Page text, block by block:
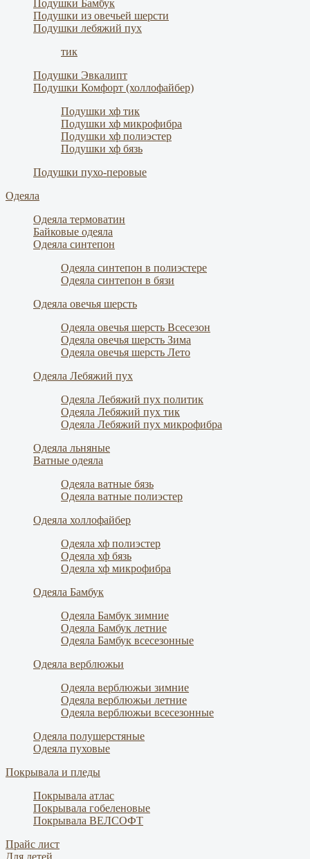
Подушки Бамбук
Подушки из овечьей шерсти
Подушки лебяжий пух
тик
Подушки Эвкалипт
Подушки Комфорт (холлофайбер)
Подушки хф тик
Подушки хф микрофибра
Подушки хф полиэстер
Подушки хф бязь
Подушки пухо-перовые
Одеяла
Одеяла термоватин
Байковые одеяла
Одеяла синтепон
Одеяла синтепон в полиэстере
Одеяла синтепон в бязи
Одеяла овечья шерсть
Одеяла овечья шерсть Всесезон
Одеяла овечья шерсть Зима
Одеяла овечья шерсть Лето
Одеяла Лебяжий пух
Одеяла Лебяжий пух политик
Одеяла Лебяжий пух тик
Одеяла Лебяжий пух микрофибра
Одеяла льняные
Ватные одеяла
Одеяла ватные бязь
Одеяла ватные полиэстер
Одеяла холлофайбер
Одеяла хф полиэстер
Одеяла хф бязь
Одеяла хф микрофибра
Одеяла Бамбук
Одеяла Бамбук зимние
Одеяла Бамбук летние
Одеяла Бамбук всесезонные
Одеяла верблюжьи
Одеяла верблюжьи зимние
Одеяла верблюжьи летние
Одеяла верблюжьи всесезонные
Одеяла полушерстяные
Одеяла пуховые
Покрывала и пледы
Покрывала атлас
Покрывала гобеленовые
Покрывала ВЕЛСОФТ
Прайс лист